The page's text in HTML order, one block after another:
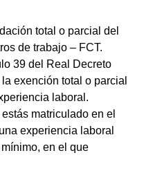
total o parcial del
de trabajo – FCT.
39 del Real Decreto
exención total o parcial
laboral.
matriculado en el
experiencia laboral
en el que